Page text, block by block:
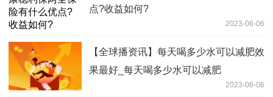
点?收益如何?
2023-06-06
【全球播资讯】每天喝多少水可以减肥效
果最好_每天喝多少水可以减肥
2023-06-06